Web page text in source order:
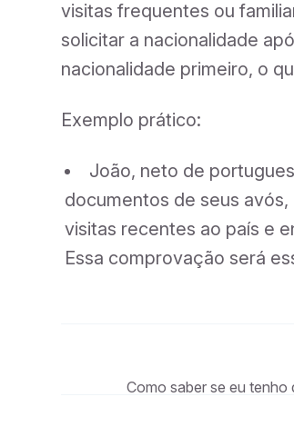
visitas frequentes ou
solicitar a nacionalidade
nacionalidade primeiro, o
Exemplo prático:
João, neto de
documentos de seus
visitas recentes ao país e
Essa comprovação será
Como saber se eu